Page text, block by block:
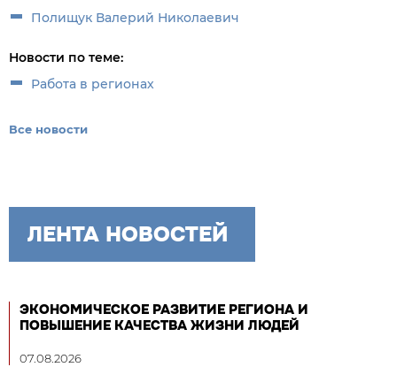
Полищук Валерий Николаевич
Новости по теме:
Работа в регионах
Все новости
ЛЕНТА НОВОСТЕЙ
ЭКОНОМИЧЕСКОЕ РАЗВИТИЕ РЕГИОНА И
ПОВЫШЕНИЕ КАЧЕСТВА ЖИЗНИ ЛЮДЕЙ
07.08.2026